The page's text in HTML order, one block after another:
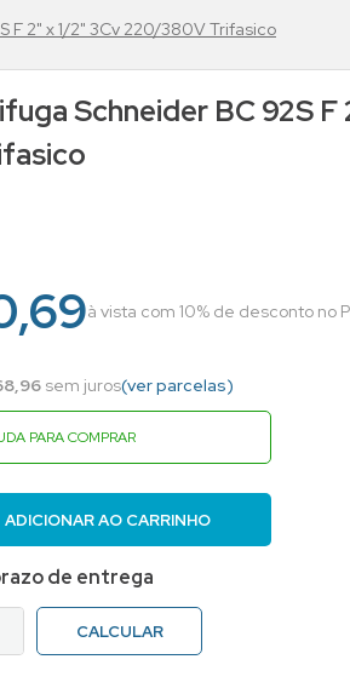
F 2" x 1/2" 3Cv 220/380V Trifasico
Schneider BC 92S F
à vista com 10% de desconto no
,96 sem juros(ver parcelas)
PARA COMPRAR
ADICIONAR AO CARRINHO